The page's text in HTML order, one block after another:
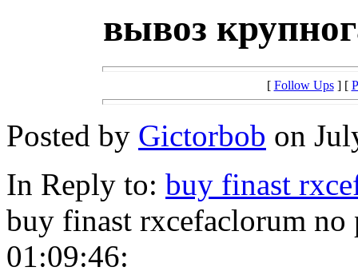
вывоз
[ Follow Ups] [
Posted by Gictorbob on
In Reply to: buy finast
buy finast rxcefaclorum
01:09:46: